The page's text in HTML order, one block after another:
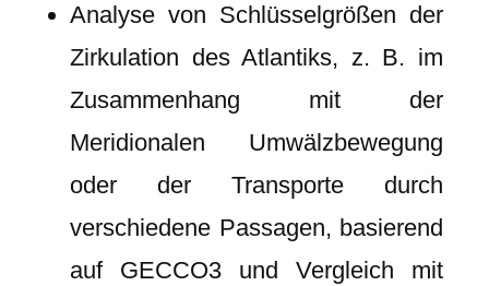
Analyse von Schlüsselgrößen der
Zirkulation des Atlantiks, z. B. im
Zusammenhang mit der
Meridionalen Umwälzbewegung
oder der Transporte durch
verschiedene Passagen, basierend
auf GECCO3 und Vergleich mit